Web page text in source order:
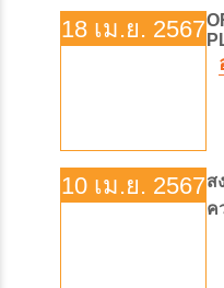
18 เม.ย. 2567
10 เม.ย. 2567ส
ค